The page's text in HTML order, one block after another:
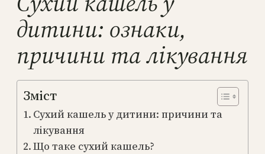
дитини: ознаки,
причини та лікування
Зміст
Сухий кашель у дитини: причини та
лікування
Що таке сухий кашель?